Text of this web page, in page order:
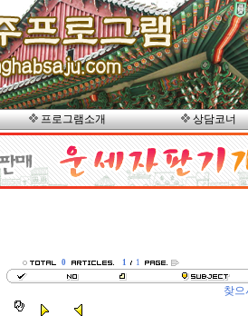
프로그램소개 상담코너
0 1 1
찾